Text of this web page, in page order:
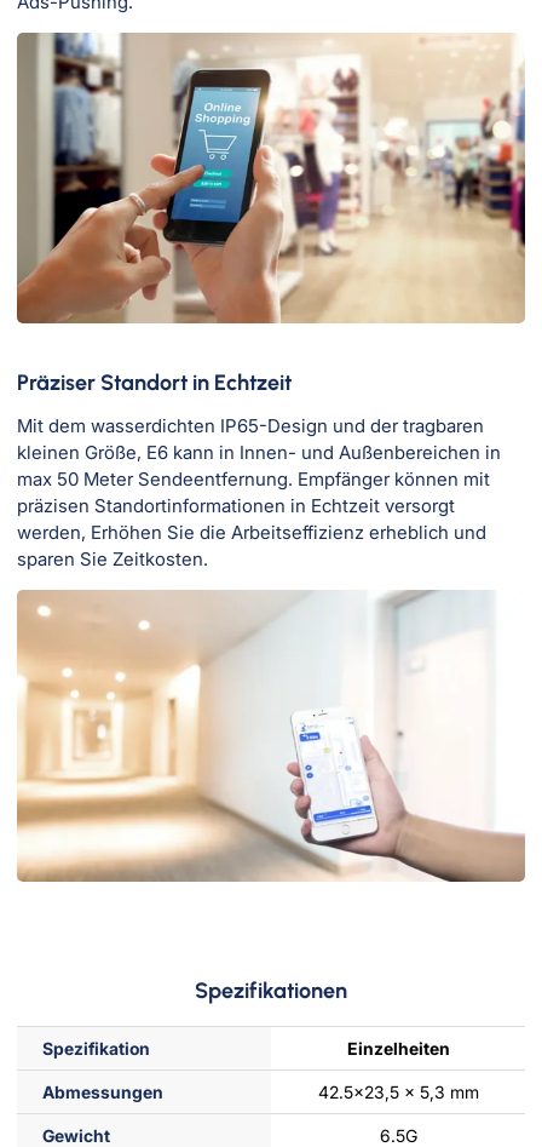
Präziser Standort in Echtzeit
Mit dem wasserdichten IP65-Design und der tragbaren
kleinen Größe, E6 kann in Innen- und Außenbereichen in
max 50 Meter Sendeentfernung. Empfänger können mit
präzisen Standortinformationen in Echtzeit versorgt
werden, Erhöhen Sie die Arbeitseffizienz erheblich und
sparen Sie Zeitkosten.
Spezifikationen
Spezifikation Einzelheiten
Abmessungen 42.5×23,5 × 5,3 mm
Gewicht 6.5G